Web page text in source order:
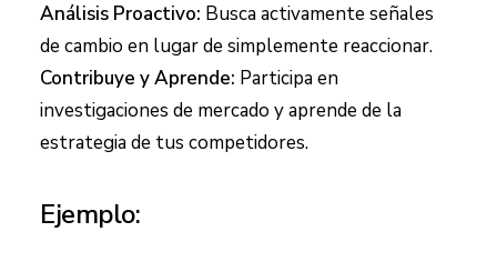
Análisis Proactivo: Busca activamente señales
de cambio en lugar de simplemente reaccionar.
Contribuye y Aprende: Participa en
investigaciones de mercado y aprende de la
estrategia de tus competidores.
Ejemplo: